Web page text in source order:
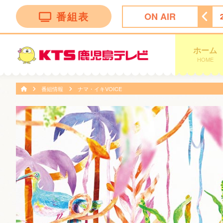
番組表 ON AIR
の若君第二期 24:15 ＦＮＮ Ｌｉｖｅ Ｎｅｗｓ α
ホーム
HOME
番組情報 ナマ・イキVOICE